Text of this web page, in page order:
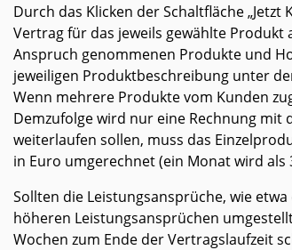
Durch das Klicken der Schaltfläche
Vertrag für das jeweils gewählte
Anspruch genommenen Produkte und
jeweiligen Produktbeschreibung unter
Wenn mehrere Produkte vom Kunden
Demzufolge wird nur eine Rechnung
weiterlaufen sollen, muss das
in Euro umgerechnet (ein Monat wird
Sollten die Leistungsansprüche, wie
höheren Leistungsansprüchen
Wochen zum Ende der Vertragslaufzeit